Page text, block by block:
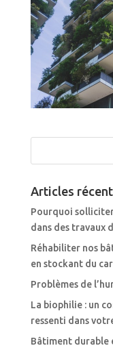
Articles
Pourquoi
dans des travaux
Réhabiliter nos
en stockant du
Problèmes de
La biophilie : un
ressenti dans
Bâtiment durable